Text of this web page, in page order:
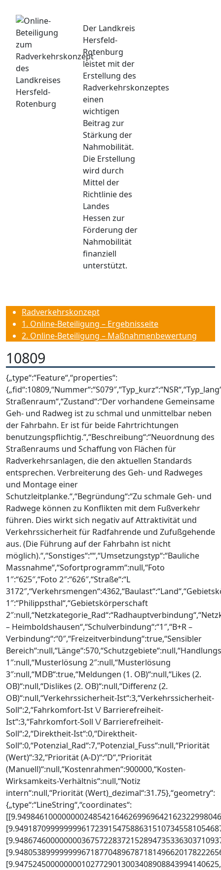
Der Landkreis
Hersfeld-
Rotenburg
leistet mit der
Erstellung des
Radverkehrskonzeptes
einen
wichtigen
Beitrag zur
Stärkung der
Nahmobilität.
Die Erstellung
wird durch
Mittel der
Richtlinie des
Landes
Hessen zur
Förderung der
Nahmobilität
finanziell
unterstützt.
Radverkehrskonzept
1. Online-Beteiligung – Ergebnisseite
2. Online-Beteiligung – Maßnahmenbewertung
10809
{„type“:“Feature“,“properties“:
Straßenraum“,“Zustand“:“Der vorhandene Gemeinsame
Geh- und Radweg ist zu schmal und unmittelbar neben
der Fahrbahn. Er ist für beide Fahrtrichtungen
benutzungspflichtig.“,“Beschreibung“:“Neuordnung des
Straßenraums und Schaffung von Flächen für
Radverkehrsanlagen, die den aktuellen Standards
entsprechen. Verbreiterung des Geh- und Radweges
und Montage einer
Schutzleitplanke.“,“Begründung“:“Zu schmale Geh- und
Radwege können zu Konflikten mit dem Fußverkehr
führen. Dies wirkt sich negativ auf Attraktivität und
Verkehrssicherheit für Radfahrende und Zufußgehende
aus. (Die Führung auf der Fahrbahn ist nicht
möglich).“,“Sonstiges“:““,“Umsetzungstyp“:“Bauliche
Massnahme“,“Sofortprogramm“:null,“Foto
1″:“625″,“Foto 2″:“626″,“Straße“:“L
1″:“Philippsthal“,“Gebietskörperschaft
– Heimboldshausen“,“Schulverbindung“:“1″,“B+R –
Verbindung“:“0″,“Freizeitverbindung“:true,“Sensibler
1″:null,“Musterlösung 2″:null,“Musterlösung
3″:null,“MDB“:true,“Meldungen (1. OB)“:null,“Likes (2.
OB)“:null,“Dislikes (2. OB)“:null,“Differenz (2.
OB)“:null,“Verkehrssicherheit-Ist“:3,“Verkehrssicherheit-
Soll“:2,“Fahrkomfort-Ist \/ Barrierefreiheit-
Ist“:3,“Fahrkomfort-Soll \/ Barrierefreiheit-
Soll“:2,“Direktheit-Ist“:0,“Direktheit-
Soll“:0,“Potenzial_Rad“:7,“Potenzial_Fuss“:null,“Priorität
(Wert)“:32,“Priorität (A-D)“:“D“,“Priorität
(Manuell)“:null,“Kostenrahmen“:900000,“Kosten-
Wirksamkeits-Verhältnis“:null,“Notiz
intern“:null,“Priorität (Wert)_dezimal“:31.75},“geometry“:
{„type“:“LineString“,“coordinates“: